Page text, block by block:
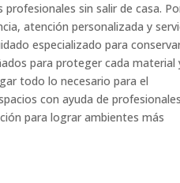
sin salir de casa.
atención personalizada y
especializado para
para proteger cada material
todo lo necesario para el
con ayuda de profesionales
para lograr ambientes más